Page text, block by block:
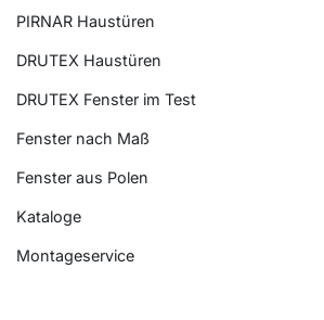
PIRNAR Haustüren
DRUTEX Haustüren
DRUTEX Fenster im Test
Fenster nach Maß
Fenster aus Polen
Kataloge
Montageservice